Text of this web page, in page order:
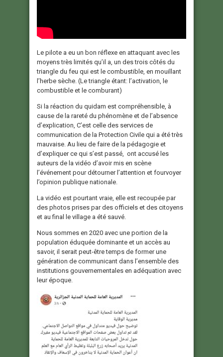
Le pilote a eu un bon réflexe en attaquant avec les
moyens très limités qu’il a, un des trois côtés du
triangle du feu qui est le combustible, en mouillant
l’herbe sèche. (Le triangle étant: l’activation, le
combustible et le comburant)
Si la réaction du quidam est compréhensible, à
cause de la rareté du phénomène et de l’absence
d’explication, C’est celle des services de
communication de la Protection Civile qui a été très
mauvaise. Au lieu de faire de la pédagogie et
d’expliquer ce qui s’est passé, ont accusé les
auteurs de la vidéo d’avoir mis en scène
l’événement pour détourner l’attention et fourvoyer
l’opinion publique nationale.
La vidéo est pourtant vraie, elle est recoupée par
des photos prises par des officiels et des citoyens
et au final le village a été sauvé.
Nous sommes en 2020 avec une portion de la
population éduquée dominante et un accès au
savoir, il serait peut-être temps de former une
génération de communicant dans l’ensemble des
institutions gouvernementales en adéquation avec
leur époque.